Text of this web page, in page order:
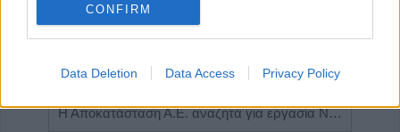
CONFIRM
Data Deletion Data Access Privacy Policy
Η εταιρεία ΘΑΛΑΣΣΙΟΣ ΚΟΣΜΟΣ Α.Ε.Β.Ε. επιθυμεί να προσλάβει Αποθηκάριο Η Αποκατάσταση Α.Ε. αναζητά για εργασία Νοσηλευτές και Βοηθούς Νοσηλευτές